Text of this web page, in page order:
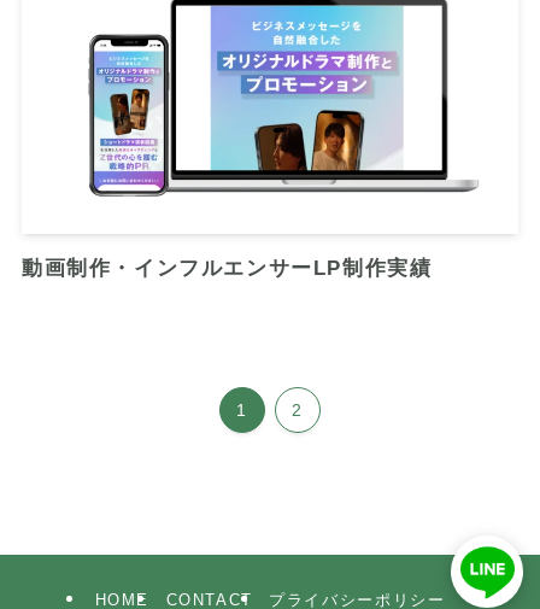
動画制作・インフルエンサーLP制作実績
1 2
HOME CONTACT プライバシーポリシー